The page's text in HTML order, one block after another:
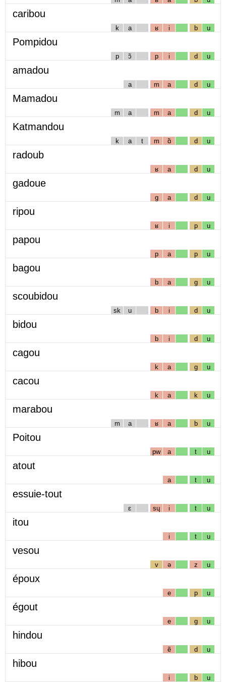
caribou
k a ʁ i b u
Pompidou
p ɔ̃ p i d u
amadou
a m a d u
Mamadou
m a m a d u
Katmandou
k a t m ɑ̃ d u
radoub
ʁ a d u
gadoue
g a d u
ripou
ʁ i p u
papou
p a p u
bagou
b a g u
scoubidou
sk u b i d u
bidou
b i d u
cagou
k a g u
cacou
k a k u
marabou
m a ʁ a b u
Poitou
pw a t u
atout
a t u
essuie-tout
ɛ sɥ i t u
itou
i t u
vesou
v ə z u
époux
e p u
égout
e g u
hindou
ẽ d u
hibou
i b u